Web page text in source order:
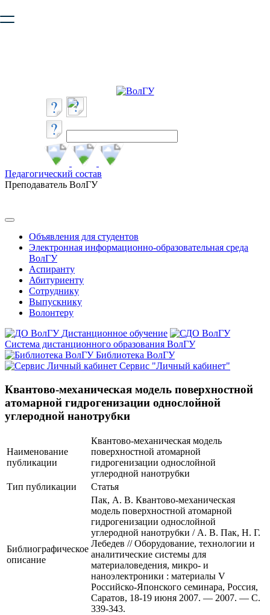
безопасную работу с сайтом. Пожалуйста
Педагогический состав
Преподаватель ВолГУ
Объявления для студентов
Электронная информационно-образовательная среда
ВолГУ
Аспиранту
Абитуриенту
Сотруднику
Выпускнику
Волонтеру
Дистанционное обучение
Система дистанционного образования ВолГУ
Библиотека ВолГУ
Сервис "Личный кабинет"
Квантово-механическая модель поверхностной
атомарной гидрогенизации однослойной
углеродной нанотрубки
Наименование
публикации
Квантово-механическая модель
поверхностной атомарной
гидрогенизации однослойной
углеродной нанотрубки
Тип публикации
Статья
Библиографическое
описание
Пак, А. В. Квантово-механическая
модель поверхностной атомарной
гидрогенизации однослойной
углеродной нанотрубки / А. В. Пак, Н. Г.
Лебедев // Оборудование, технологии и
аналитические системы для
материаловедения, микро- и
наноэлектроники : материалы V
Российско-Японского семинара, Россия,
Саратов, 18-19 июня 2007. — 2007. — С.
339-343.